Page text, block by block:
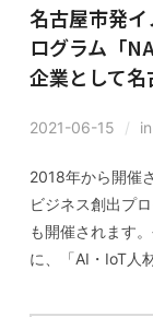
名古屋市発
ログラム「
企業として
2021-06-15 in
2018年から開催
ビジネス創出プ
も開催されます
に、「AI・IoT人